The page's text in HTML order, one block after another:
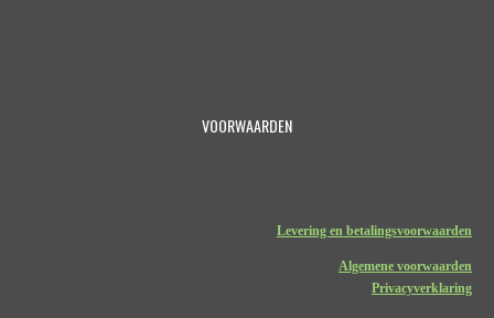
VOORWAARDEN
Levering en betalingsvoorwaarden
Algemene voorwaarden
Privacyverklaring